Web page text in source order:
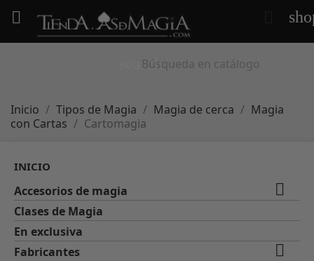

search
Inicio Tipos de Magia Magia de cerca
Magia
con Cartas
Cartomagia
INICIO
Accesorios de magia 
Clases de Magia
En exclusiva
Fabricantes
